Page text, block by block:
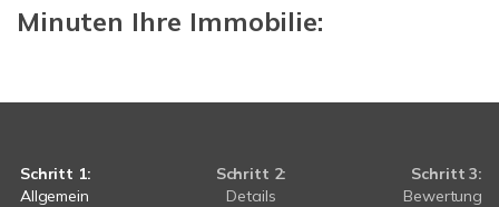
Minuten Ihre Immobilie:
Schritt 1:
Allgemein
Schritt 2:
Details
Schritt 3:
Bewertung